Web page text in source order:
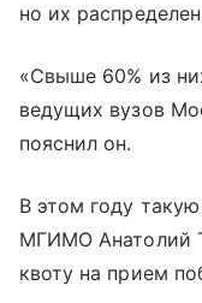
но их
«Свыше 60% из
ведущих вузов
пояснил он.
В этом году
МГИМО Анатолий
квоту на прием